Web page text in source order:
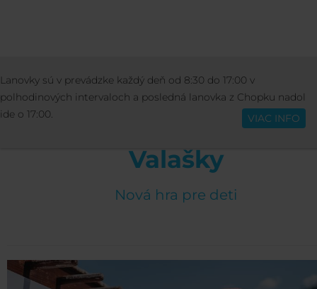
Slovenčina
AKTIVITY LETNÉ AKTIVITY
OVEČKY VALAŠKY
Dobrodružstvo ovečky
Valašky
Nová hra pre deti
Lanovky sú v prevádzke každý deň od 8:30 do 17:00 v
polhodinových intervaloch a posledná lanovka z Chopku nadol
ide o 17:00.
VIAC INFO